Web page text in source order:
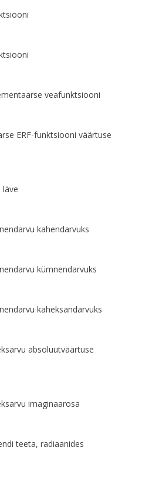
veafunktsiooni
ERF-funktsiooni väärtuse
läve
kahendarvuks
kümnendarvuks
kaheksandarvuks
absoluutväärtuse
imaginaarosa
teeta, radiaanides